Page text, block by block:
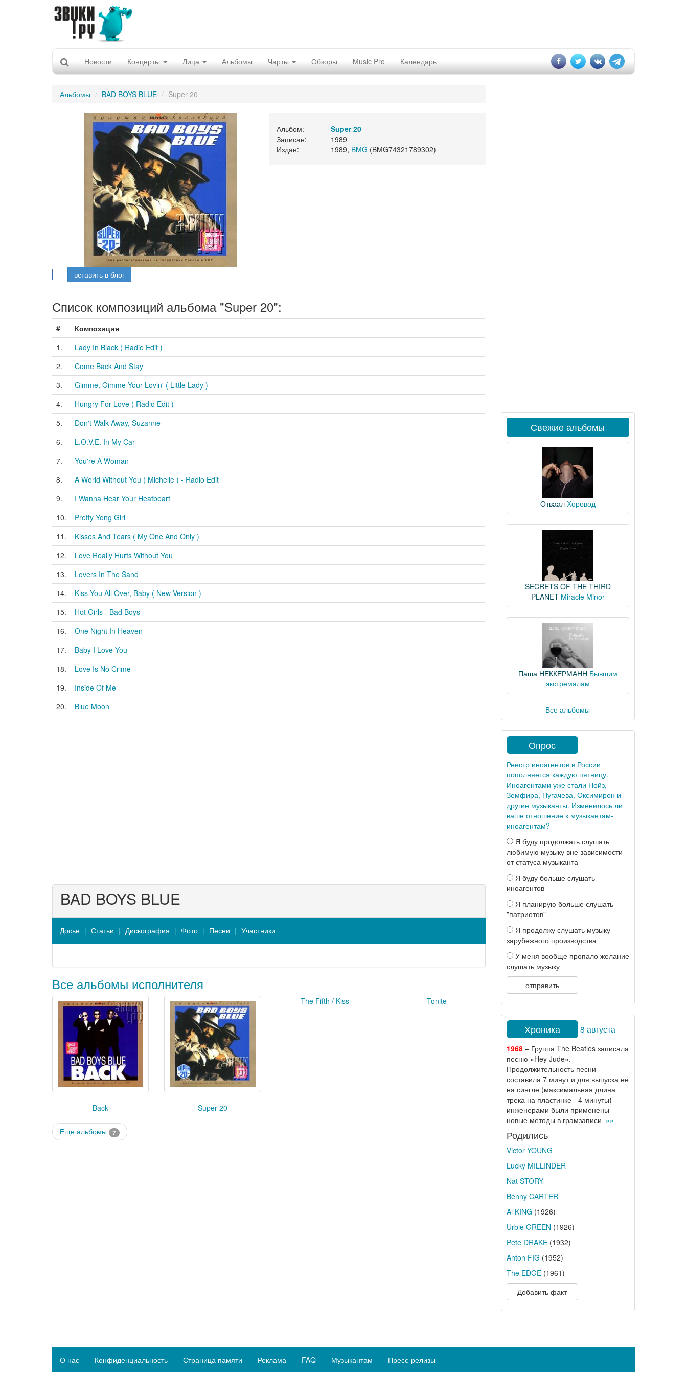
Новости Концерты Лица Альбомы Чарты Обзоры Music Pro Календарь
Альбомы BAD BOYS BLUE Super 20
Альбом:
Super 20
Записан:
1989
Издан:
1989, BMG (BMG74321789302)
вставить в блог
Список композиций альбома "Super 20":
#
Композиция
1.
Lady In Black ( Radio Edit )
2.
Come Back And Stay
3.
Gimme, Gimme Your Lovin' ( Little Lady )
4.
Hungry For Love ( Radio Edit )
5.
Don't Walk Away, Suzanne
6.
L.O.V.E. In My Car
7.
You're A Woman
8.
A World Without You ( Michelle ) - Radio Edit
9.
I Wanna Hear Your Heatbeart
10.
Pretty Yong Girl
11.
Kisses And Tears ( My One And Only )
12.
Love Really Hurts Without You
13.
Lovers In The Sand
14.
Kiss You All Over, Baby ( New Version )
15.
Hot Girls - Bad Boys
16.
One Night In Heaven
17.
Baby I Love You
18.
Love Is No Crime
19.
Inside Of Me
20.
Blue Moon
BAD BOYS BLUE
Досье Статьи Дискография Фото Песни Участники
Все альбомы исполнителя
Back Super 20
The Fifth / Kiss Tonite
Еще альбомы 7
Свежие альбомы
Отваал Хоровод
SECRETS OF THE THIRD
PLANET Miracle Minor
Паша НЕККЕРМАНН Бывшим
экстремалам
Все альбомы
Опрос
Реестр иноагентов в России
пополняется каждую пятницу.
Иноагентами уже стали Нойз,
Земфира, Пугачева, Оксимирон и
другие музыканты. Изменилось ли
ваше отношение к музыкантам-
иноагентам?
Я буду продолжать слушать
любимую музыку вне зависимости
от статуса музыканта
Я буду больше слушать
иноагентов
Я планирую больше слушать
"патриотов"
Я продолжу слушать музыку
зарубежного производства
У меня вообще пропало желание
слушать музыку
отправить
Хроника 8 августа
1968– Группа The Beatles записала
песню «Hey Jude».
Продолжительность песни
составила 7 минут и для выпуска её
на сингле (максимальная длина
трека на пластинке - 4 минуты)
инженерами были применены
новые методы в грамзаписи »»
Родились
Victor YOUNG
Lucky MILLINDER
Nat STORY
Benny CARTER
Al KING (1926)
Urbie GREEN (1926)
Pete DRAKE(1932)
Anton FIG (1952)
The EDGE(1961)
Добавить факт
О нас Конфиденциальность Страница памяти Реклама FAQ Музыкантам Пресс-релизы